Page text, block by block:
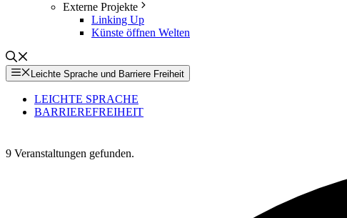
Externe Projekte
Linking Up
Künste öffnen Welten
Leichte Sprache und Barriere Freiheit
LEICHTE SPRACHE
BARRIEREFREIHEIT
9 Veranstaltungen gefunden.